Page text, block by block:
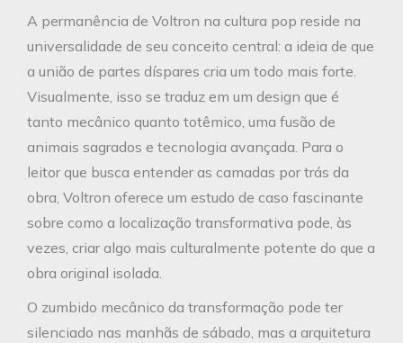
A permanência de Voltron na cultura pop reside na
universalidade de seu conceito central: a ideia de que
a união de partes díspares cria um todo mais forte.
Visualmente, isso se traduz em um design que é
tanto mecânico quanto totêmico, uma fusão de
animais sagrados e tecnologia avançada. Para o
leitor que busca entender as camadas por trás da
obra, Voltron oferece um estudo de caso fascinante
sobre como a localização transformativa pode, às
vezes, criar algo mais culturalmente potente do que a
obra original isolada.
O zumbido mecânico da transformação pode ter
silenciado nas manhãs de sábado, mas a arquitetura